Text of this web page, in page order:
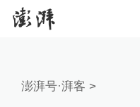
澎湃号·湃客 >